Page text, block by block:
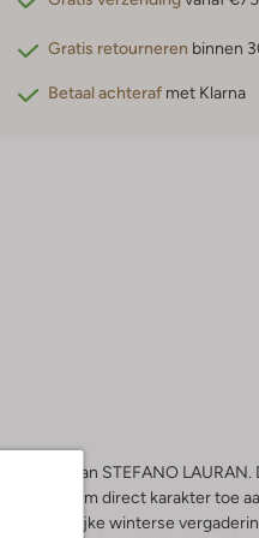
Gratis retourneren binnen
Betaal achteraf met Klarna
riem van STEFANO
deze riem direct karakter toe
belangrijke winterse